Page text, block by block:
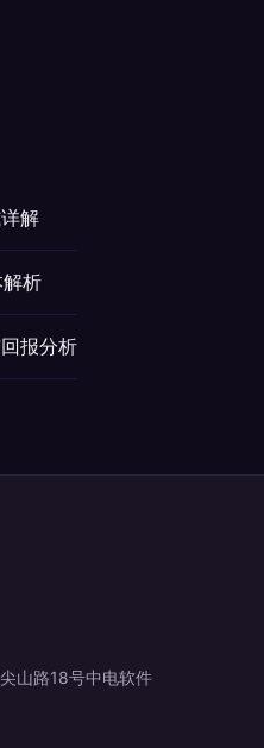
解
析
报分析
山路18号中电软件